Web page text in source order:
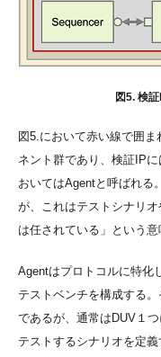
図5. 検
図5.において赤い線で囲
ネント群であり、検証IP
おいてはAgentと呼ばれる
が、これはテストシナリ
は任されている」という意
Agentはプロトコルに特化
テストベンチを構成する
であるが、通常はDUV１
テストするシナリオを定